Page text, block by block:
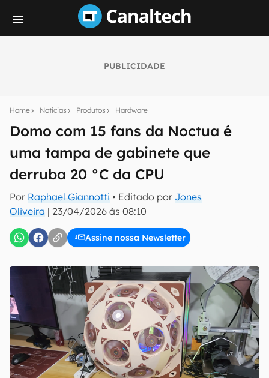
PUBLICIDADE
Home Notícias Produtos Hardware
Domo com 15 fans da Noctua é
uma tampa de gabinete que
derruba 20 °C da CPU
Por Raphael Giannotti • Editado por Jones
Oliveira | 23/04/2026 às 08:10
Assine nossa Newsletter
notícias e reviews sobre tecnologia em primeira
E-mail
inscreva-se
Confirmo que li, aceito e concordo com os Termos de
Uso e Política de Privacidade do Canaltech.